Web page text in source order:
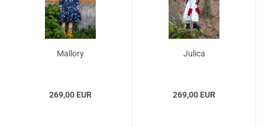
Mallory
269,00 EUR
Julica
269,00 EUR